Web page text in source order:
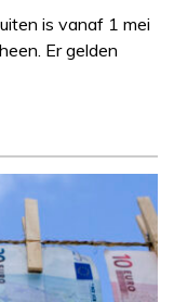
is vanaf 1 mei
Er gelden